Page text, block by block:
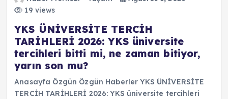
19 views
YKS ÜNİVERSİTE TERCİH
TARİHLERİ 2026: YKS üniversite
tercihleri bitti mi, ne zaman bitiyor,
yarın son mu?
Anasayfa Özgün Özgün Haberler YKS ÜNİVERSİTE
TERCİH TARİHLERİ 2026: YKS üniversite tercihleri